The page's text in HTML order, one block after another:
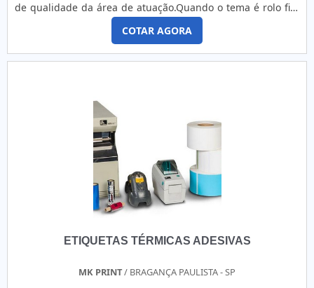
de qualidade da área de atuação.Quando o tema é rolo fita
dupla face 3m, com os profissionais da Guaraçai Fitas
Adesivas o cliente conseguirá proteção com agilidade de
atendimento.MAIS DETALHES INTERESSANTES SOBRE ROLO
FITA DUPLA FACE 3MA Guaraçai Fitas Adesivas objetiva sua
atividades e biblioteca técnica de apoio, tudo isso para
garantir que se tenha rolo fita dupla face 3m com ótima
qualidade.Há muitas maneiras eficientes de uma empresa
demonstrar competência, excelência e destaque em sua
área de atuação. A Guaraçai Fitas Adesivas se mostra
referência por ter: Soluções eficazes para serrilhar fitas
dupla face em medidas variadas; Produtos na mais justa e
perfeita medida; Grande estoque de matéria prima;
obstante, quando falamos em rolo fita dupla face 3m, mais
serviços que tenham ótima qualidade e proteção, pontos
COTAR AGORA
ETIQUETAS TÉRMICAS ADESIVAS
MK PRINT/ BRAGANÇA PAULISTA - SP